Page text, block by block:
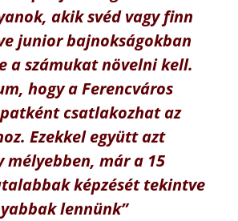
akik svéd vagy finn
junior bajnokságokban
a számukat növelni kell.
hogy a Ferencváros
csatlakozhat az
Ezekkel együtt azt
mélyebben, már a 15
képzését tekintve
lennünk”